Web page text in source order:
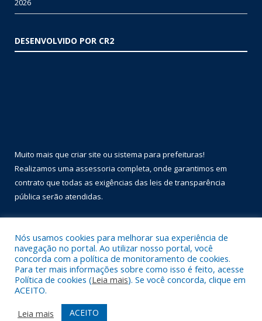
2026
DESENVOLVIDO POR CR2
Muito mais que criar site ou sistema para prefeituras!
Realizamos uma assessoria completa, onde garantimos em
contrato que todas as exigências das leis de transparência
pública serão atendidas.
Todos os direitos reservados a Prefeitura Municipal de Óbidos.
Mapa do Site
Acessar Área Administrativa
Nós usamos cookies para melhorar sua experiência de
navegação no portal. Ao utilizar nosso portal, você
concorda com a política de monitoramento de cookies.
Para ter mais informações sobre como isso é feito, acesse
Política de cookies (Leia mais). Se você concorda, clique em
ACEITO.
Leia mais
ACEITO